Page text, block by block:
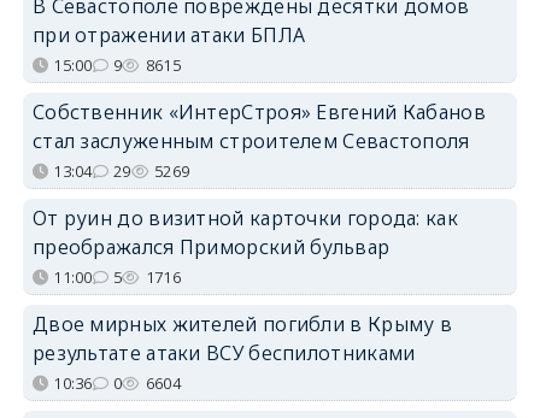
В Севастополе повреждены десятки домов
при отражении атаки БПЛА
15:00 9 8615
Собственник «ИнтерСтроя» Евгений Кабанов
стал заслуженным строителем Севастополя
13:04 29 5269
От руин до визитной карточки города: как
преображался Приморский бульвар
11:00 5 1716
Двое мирных жителей погибли в Крыму в
результате атаки ВСУ беспилотниками
10:36 0 6604